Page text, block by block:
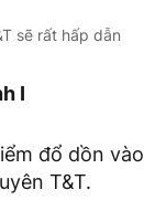
sẽ rất hấp dẫn
I
đổ dồn vào
T&T.